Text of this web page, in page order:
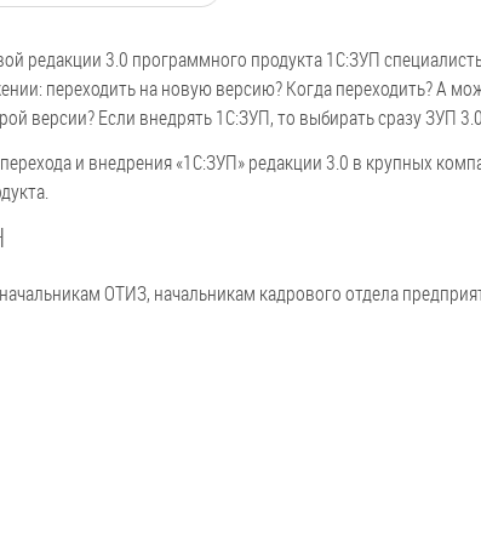
редакции 3.0 программного продукта 1С:ЗУП
переходить на новую версию? Когда переходить? А
версии? Если внедрять 1С:ЗУП, то выбирать сразу ЗУП
и внедрения «1С:ЗУП» редакции 3.0 в крупных
ОТИЗ, начальникам кадрового отдела